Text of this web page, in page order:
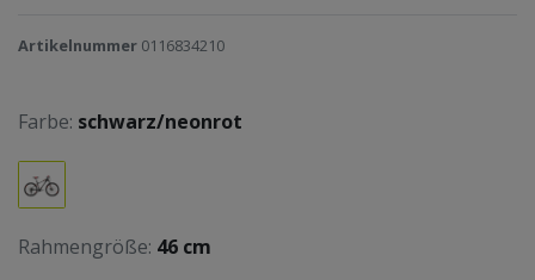
Artikelnummer 0116834210
Farbe: schwarz/neonrot
Rahmengröße: 46 cm